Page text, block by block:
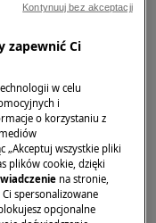
są w
przyciski
zapewnić Ci
w celu
i
o korzystaniu z
„Akceptuj wszystkie pliki
plików cookie, dzięki
na stronie,
spersonalizowane
opcjonalne
Kontynuuj bez akceptacji